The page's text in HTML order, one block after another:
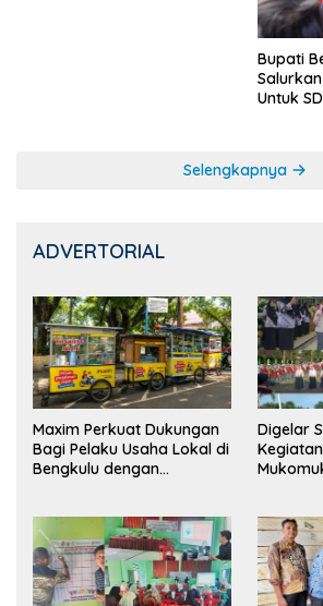
Bupati
Untuk
Selengkapnya
ADVERTORIAL
Maxim Perkuat Dukungan
Bagi Pelaku Usaha Lokal di
Bengkulu dengan
Pasar
Digelar
Kegiatan